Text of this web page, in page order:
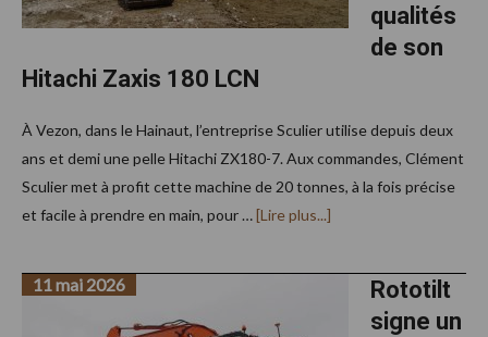
qualités
de son
Hitachi Zaxis 180 LCN
À Vezon, dans le Hainaut, l’entreprise Sculier utilise depuis deux
ans et demi une pelle Hitachi ZX180-7. Aux commandes, Clément
Sculier met à profit cette machine de 20 tonnes, à la fois précise
et facile à prendre en main, pour …[Lire plus...]
pleinement
qualités
Rototilt
signe un
11 mai 2026